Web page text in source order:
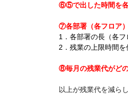
⑥⑤で出した時間を各
⑦各部署（各フロア
1．各部署の長（各フ
2．残業の上限時間を
⑧毎月の残業代がど
以上が残業代を減ら